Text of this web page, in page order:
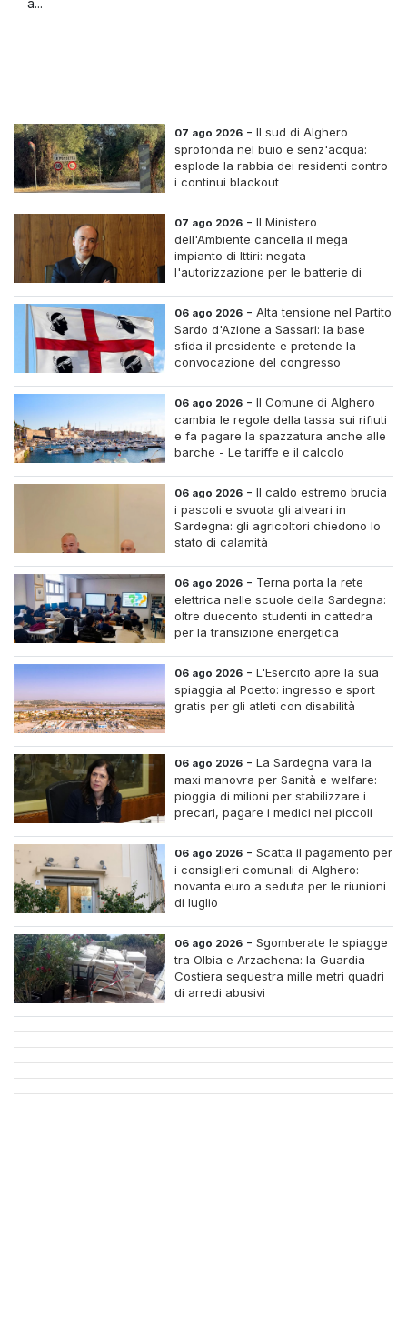
a...
07 ago 2026 -Il sud di Alghero
sprofonda nel buio e senz'acqua:
esplode la rabbia dei residenti contro
i continui blackout
07 ago 2026 -Il Ministero
dell'Ambiente cancella il mega
impianto di Ittiri: negata
l'autorizzazione per le batterie di
06 ago 2026 -Alta tensione nel Partito
Sardo d'Azione a Sassari: la base
sfida il presidente e pretende la
convocazione del congresso
06 ago 2026 -Il Comune di Alghero
cambia le regole della tassa sui rifiuti
e fa pagare la spazzatura anche alle
barche - Le tariffe e il calcolo
06 ago 2026 -Il caldo estremo brucia
i pascoli e svuota gli alveari in
Sardegna: gli agricoltori chiedono lo
stato di calamità
06 ago 2026 - Terna porta la rete
elettrica nelle scuole della Sardegna:
oltre duecento studenti in cattedra
per la transizione energetica
06 ago 2026 -L'Esercito apre la sua
spiaggia al Poetto: ingresso e sport
gratis per gli atleti con disabilità
06 ago 2026 -La Sardegna vara la
maxi manovra per Sanità e welfare:
pioggia di milioni per stabilizzare i
precari, pagare i medici nei piccoli
06 ago 2026 -Scatta il pagamento per
i consiglieri comunali di Alghero:
novanta euro a seduta per le riunioni
di luglio
06 ago 2026 -Sgomberate le spiagge
tra Olbia e Arzachena: la Guardia
Costiera sequestra mille metri quadri
di arredi abusivi